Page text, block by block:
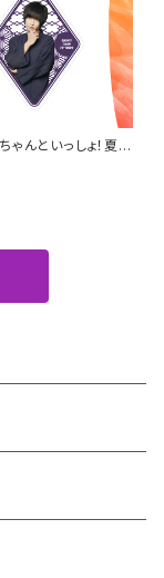
ゃんといっしょ！夏季
ー（佐々木喜英）